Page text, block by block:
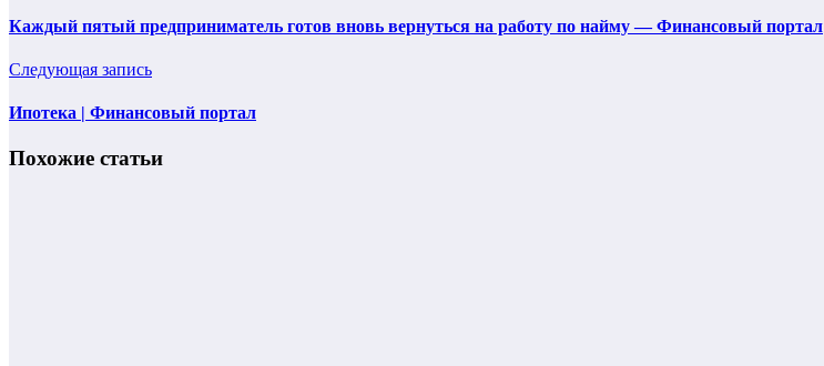
Каждый пятый предприниматель готов вновь вернуться на работу по найму — Финансовый портал
Следующая запись
Ипотека | Финансовый портал
Похожие статьи